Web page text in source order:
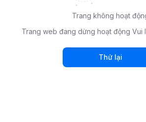
Trang không hoạt
Trang web đang dừng hoạt động Vui
Thử lại